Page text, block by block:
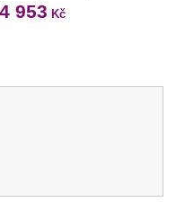
4 953 Kč